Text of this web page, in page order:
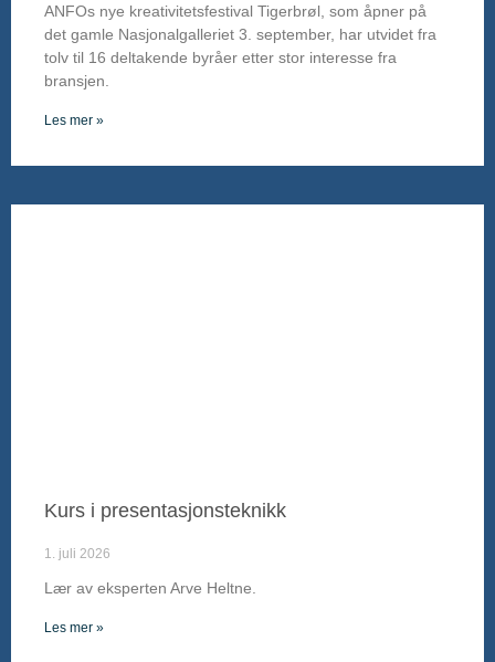
ANFOs nye kreativitetsfestival Tigerbrøl, som åpner på
det gamle Nasjonalgalleriet 3. september, har utvidet fra
tolv til 16 deltakende byråer etter stor interesse fra
bransjen.
Les mer »
Kurs i presentasjonsteknikk
1. juli 2026
Lær av eksperten Arve Heltne.
Les mer »